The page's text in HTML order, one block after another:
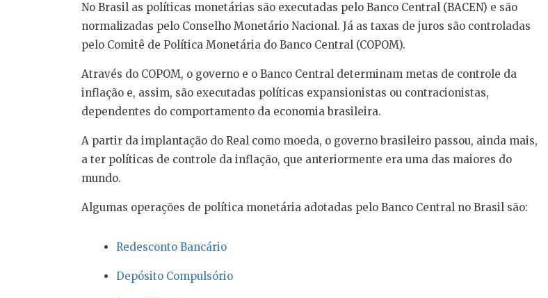
No Brasil as políticas monetárias são executadas pelo Banco Central (BACEN) e são
normalizadas pelo Conselho Monetário Nacional. Já as taxas de juros são controladas
pelo Comitê de Política Monetária do Banco Central (COPOM).
Através do COPOM, o governo e o Banco Central determinam metas de controle da
inflação e, assim, são executadas políticas expansionistas ou contracionistas,
dependentes do comportamento da economia brasileira.
A partir da implantação do Real como moeda, o governo brasileiro passou, ainda mais,
a ter políticas de controle da inflação, que anteriormente era uma das maiores do
mundo.
Algumas operações de política monetária adotadas pelo Banco Central no Brasil são:
Redesconto Bancário
Depósito Compulsório